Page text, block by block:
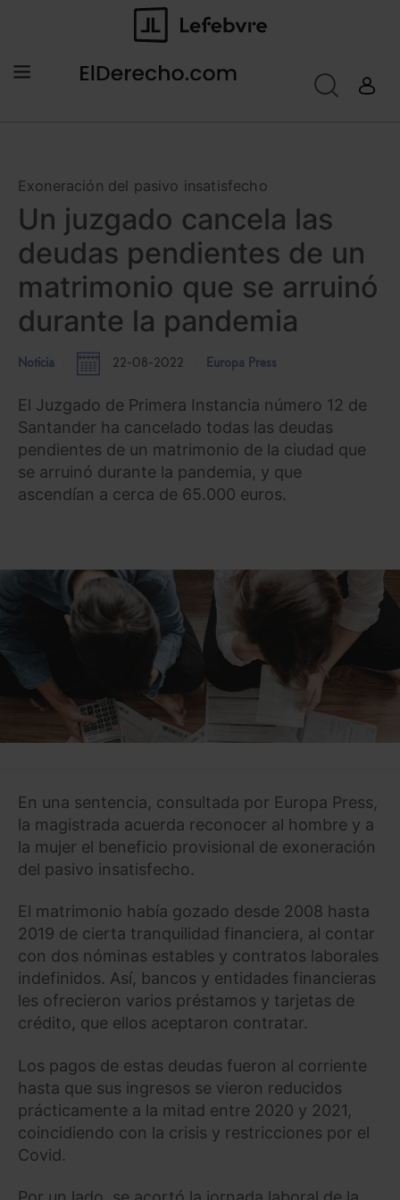
Exoneración del pasivo insatisfecho
Un juzgado cancela las
deudas pendientes de un
matrimonio que se arruinó
durante la pandemia
Noticia 22-08-2022 Europa Press
El Juzgado de Primera Instancia número 12 de
Santander ha cancelado todas las deudas
pendientes de un matrimonio de la ciudad que
se arruinó durante la pandemia, y que
ascendían a cerca de 65.000 euros.
En una sentencia, consultada por Europa Press,
la magistrada acuerda reconocer al hombre y a
la mujer el beneficio provisional de exoneración
del pasivo insatisfecho.
El matrimonio había gozado desde 2008 hasta
2019 de cierta tranquilidad financiera, al contar
con dos nóminas estables y contratos laborales
indefinidos. Así, bancos y entidades financieras
les ofrecieron varios préstamos y tarjetas de
crédito, que ellos aceptaron contratar.
Los pagos de estas deudas fueron al corriente
hasta que sus ingresos se vieron reducidos
prácticamente a la mitad entre 2020 y 2021,
coincidiendo con la crisis y restricciones por el
Covid.